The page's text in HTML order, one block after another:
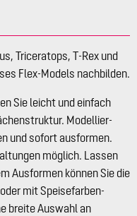
Triceratops, T-Rex und
Flex-Models nachbilden.
Sie leicht und einfach
Modellier-
und sofort ausformen.
möglich. Lassen
Ausformen können Sie die
mit Speisefarben-
breite Auswahl an